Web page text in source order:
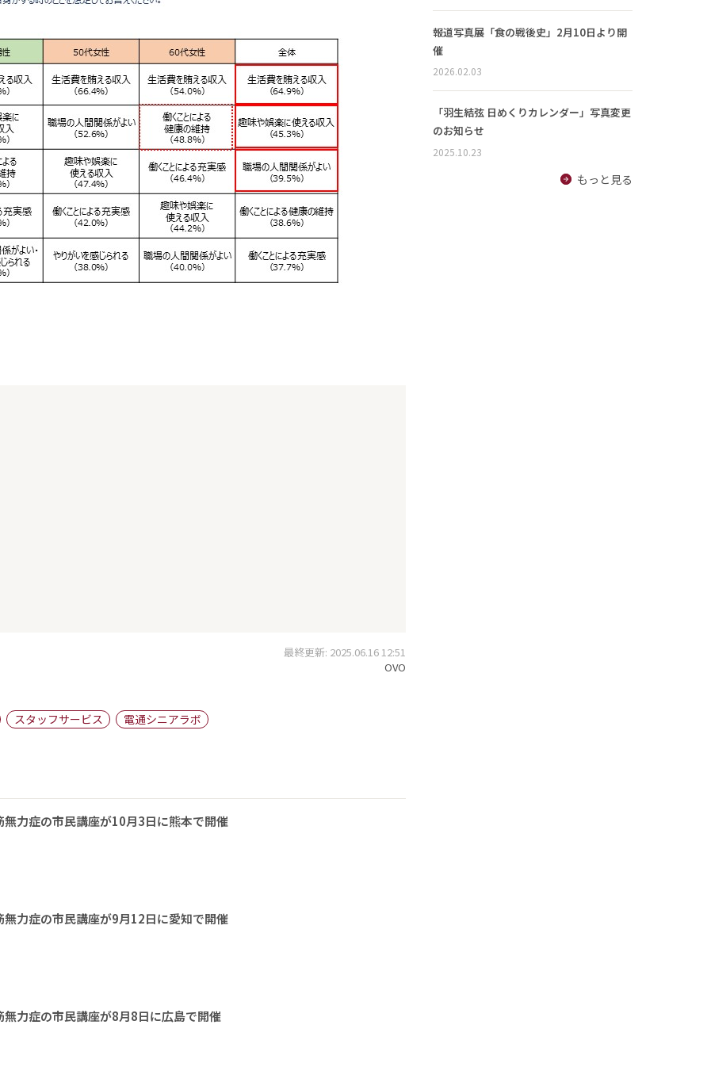
最終更新: 2025.06.16 12:51
OVO
スタッフサービス 電通シニアラボ
力症の市民講座が10月3日に熊本で開催
力症の市民講座が9月12日に愛知で開催
力症の市民講座が8月8日に広島で開催
報道写真展「食の戦後史」2月10日より開
催
2026.02.03
「羽生結弦 日めくりカレンダー」写真変更
のお知らせ
2025.10.23
もっと見る